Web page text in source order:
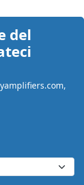
del
,